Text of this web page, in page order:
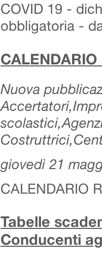
COVID 19 -
obbligatoria -
Nuova
giovedì 21
CALENDARIO
Tabelle
Conducenti